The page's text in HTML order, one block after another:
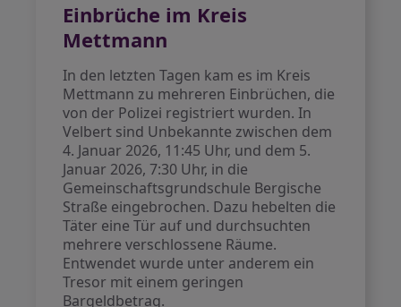
Einbrüche im Kreis
Mettmann
In den letzten Tagen kam es im Kreis
Mettmann zu mehreren Einbrüchen, die
von der Polizei registriert wurden. In
Velbert sind Unbekannte zwischen dem
4. Januar 2026, 11:45 Uhr, und dem 5.
Januar 2026, 7:30 Uhr, in die
Gemeinschaftsgrundschule Bergische
Straße eingebrochen. Dazu hebelten die
Täter eine Tür auf und durchsuchten
mehrere verschlossene Räume.
Entwendet wurde unter anderem ein
Tresor mit einem geringen
Bargeldbetrag.